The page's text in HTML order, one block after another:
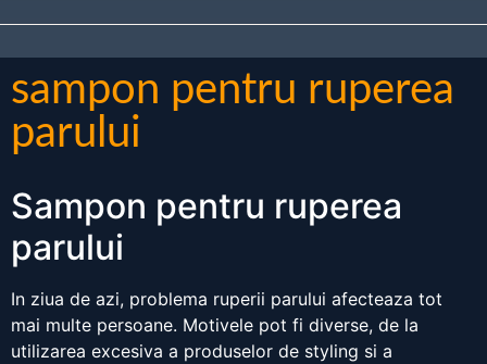
sampon pentru ruperea
parului
Sampon pentru ruperea
parului
In ziua de azi, problema ruperii parului afecteaza tot
mai multe persoane. Motivele pot fi diverse, de la
utilizarea excesiva a produselor de styling si a